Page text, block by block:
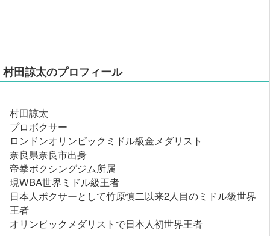
村田諒太のプロフィール
村田諒太
プロボクサー
ロンドンオリンピックミドル級金メダリスト
奈良県奈良市出身
帝拳ボクシングジム所属
現WBA世界ミドル級王者
日本人ボクサーとして竹原慎二以来2人目のミドル級世界
王者
オリンピックメダリストで日本人初世界王者